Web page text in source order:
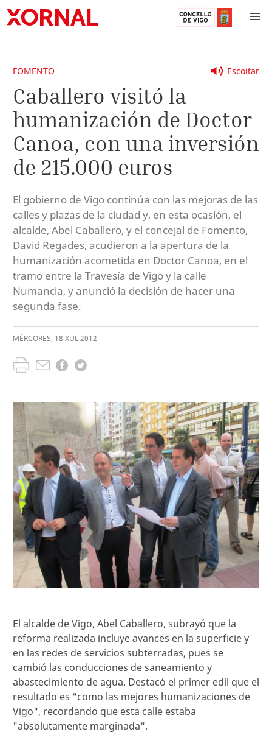
Escoitar
FOMENTO
Caballero visitó la
humanización de Doctor
Canoa, con una inversión
de 215.000 euros
El gobierno de Vigo continúa con las mejoras de las
calles y plazas de la ciudad y, en esta ocasión, el
alcalde, Abel Caballero, y el concejal de Fomento,
David Regades, acudieron a la apertura de la
humanización acometida en Doctor Canoa, en el
tramo entre la Travesía de Vigo y la calle
Numancia, y anunció la decisión de hacer una
segunda fase.
MÉRCORES, 18 XUL2012
El alcalde de Vigo, Abel Caballero, subrayó que la
reforma realizada incluye avances en la superficie y
en las redes de servicios subterradas, pues se
cambió las conducciones de saneamiento y
abastecimiento de agua. Destacó el primer edil que el
resultado es "como las mejores humanizaciones de
Vigo", recordando que esta calle estaba
"absolutamente marginada".